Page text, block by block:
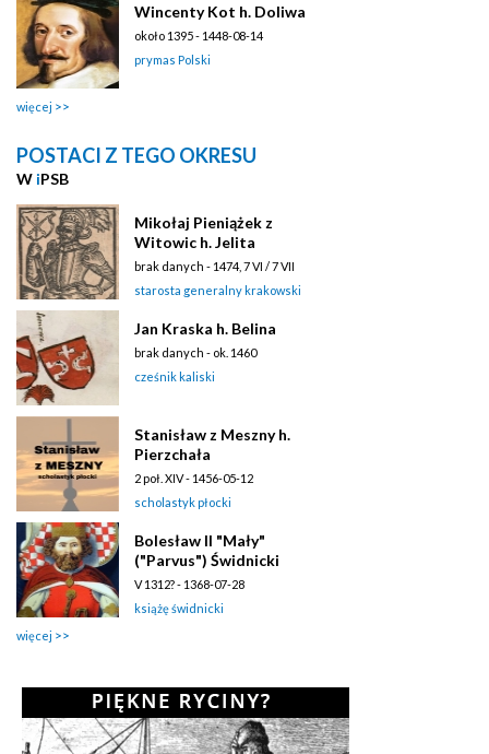
Wincenty Kot h. Doliwa
około 1395 - 1448-08-14
prymas Polski
więcej
POSTACI Z TEGO OKRESU
W iPSB
Mikołaj Pieniążek z
Witowic h. Jelita
brak danych - 1474, 7 VI / 7 VII
starosta generalny krakowski
Jan Kraska h. Belina
brak danych - ok. 1460
cześnik kaliski
Stanisław z Meszny h.
Pierzchała
2 poł. XIV - 1456-05-12
scholastyk płocki
Bolesław II "Mały"
("Parvus") Świdnicki
V 1312? - 1368-07-28
książę świdnicki
więcej